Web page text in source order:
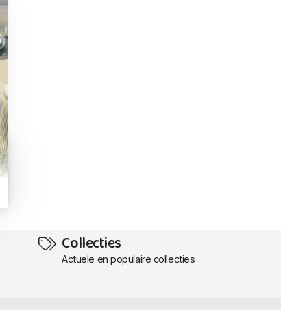
Collecties
Actuele en populaire collecties